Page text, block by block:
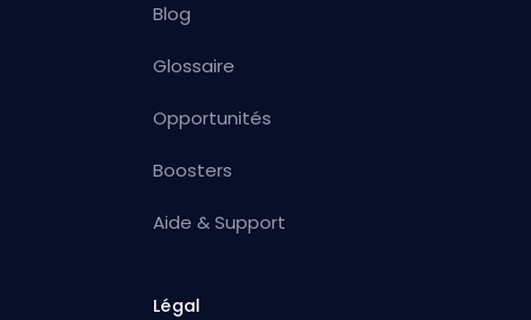
Blog
Glossaire
Opportunités
Boosters
Aide & Support
Légal